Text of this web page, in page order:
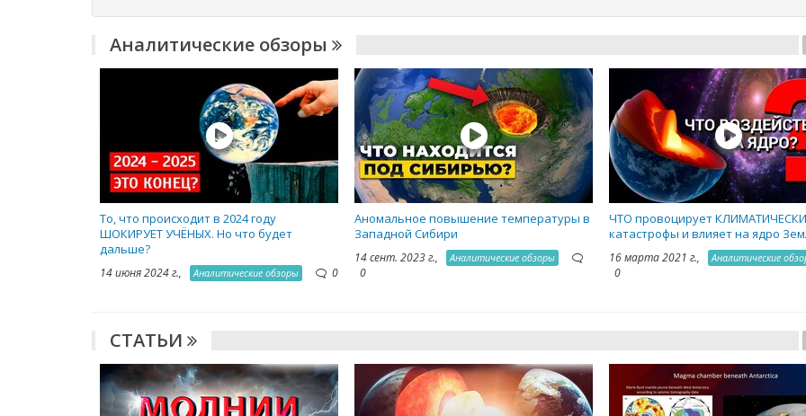
Аналитические обзоры
То, что происходит в 2024 году
ШОКИРУЕТ УЧЁНЫХ. Но что будет
дальше?
14 июня 2024 г., Аналитические обзоры 0
Аномальное повышение температуры в
Западной Сибири
14 сент. 2023 г., Аналитические обзоры
0
ЧТО провоцирует
катастрофы и влияет на ядро
16 марта 2021 г., Аналитические
0
СТАТЬИ